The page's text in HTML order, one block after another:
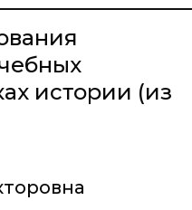
истории (из